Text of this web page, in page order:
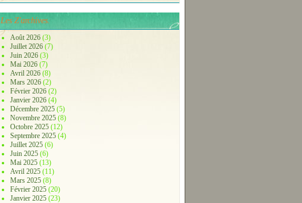
Les Z'archives.
Août 2026 (3)
Juillet 2026 (7)
Juin 2026 (3)
Mai 2026 (7)
Avril 2026 (8)
Mars 2026 (2)
Février 2026 (2)
Janvier 2026 (4)
Décembre 2025 (5)
Novembre 2025 (8)
Octobre 2025 (12)
Septembre 2025 (4)
Juillet 2025 (6)
Juin 2025 (6)
Mai 2025 (13)
Avril 2025 (11)
Mars 2025 (8)
Février 2025 (20)
Janvier 2025 (23)